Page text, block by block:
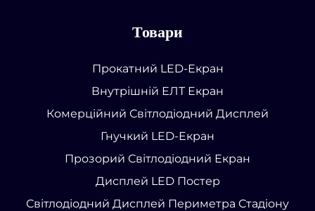
Товари
Прокатний LED-Екран
Внутрішній ЕЛТ Екран
Комерційний Світлодіодний Дисплей
Гнучкий LED-Екран
Прозорий Світлодіодний Екран
Дисплей LED Постер
Світлодіодний Дисплей Периметра Стадіону